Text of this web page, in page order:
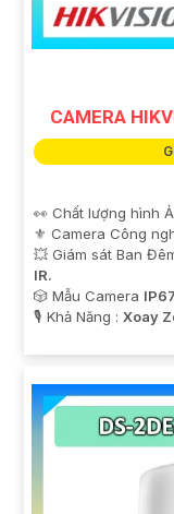
CAMERA
👀 Chất lượng hình
⚜️ Camera Công
💥 Giám sát Ban
IR.
🎲 Mẫu Camera
️🎙 Khả Năng : Xoay